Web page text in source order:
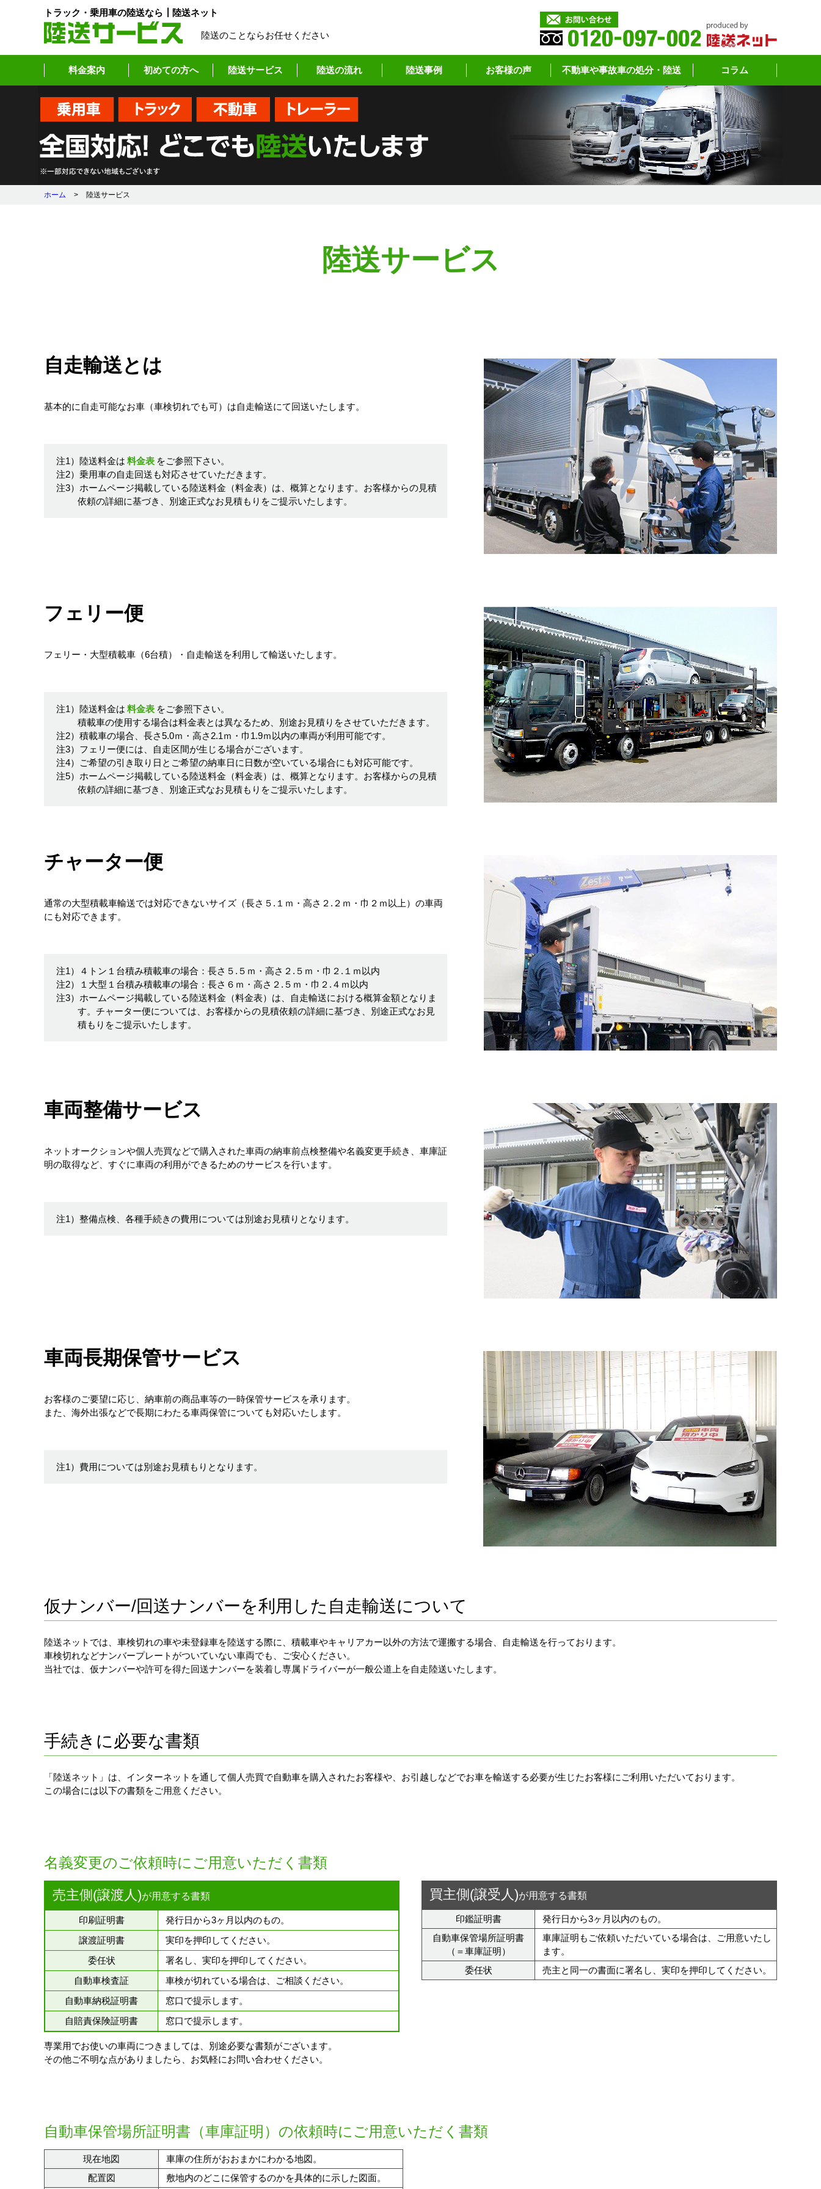
トラック・乗用車の陸送なら┃陸送ネット
陸送のことならお任せください
料金案内 初めての方へ 陸送サービス 陸送の流れ 陸送事例 お客様の声 不動車や事故車の処分・陸送 コラム
ホーム > 陸送サービス
陸送サービス
自走輸送とは
基本的に自走可能なお車（車検切れでも可）は自走輸送にて回送いたします。
注1）陸送料金は 料金表 をご参照下さい。
注2）乗用車の自走回送も対応させていただきます。
注3）ホームページ掲載している陸送料金（料金表）は、概算となります。お客様からの見積
依頼の詳細に基づき、別途正式なお見積もりをご提示いたします。
フェリー便
フェリー・大型積載車（6台積）・自走輸送を利用して輸送いたします。
注1）陸送料金は 料金表 をご参照下さい。
積載車の使用する場合は料金表とは異なるため、別途お見積りをさせていただきます。
注2）積載車の場合、長さ5.0ｍ・高さ2.1ｍ・巾1.9ｍ以内の車両が利用可能です。
注3）フェリー便には、自走区間が生じる場合がございます。
注4）ご希望の引き取り日とご希望の納車日に日数が空いている場合にも対応可能です。
注5）ホームページ掲載している陸送料金（料金表）は、概算となります。お客様からの見積
依頼の詳細に基づき、別途正式なお見積もりをご提示いたします。
チャーター便
通常の大型積載車輸送では対応できないサイズ（長さ５.１ｍ・高さ２.２ｍ・巾２ｍ以上）の車両
にも対応できます。
注1）４トン１台積み積載車の場合：長さ５.５ｍ・高さ２.５ｍ・巾２.１ｍ以内
注2）１大型１台積み積載車の場合：長さ６ｍ・高さ２.５ｍ・巾２.４ｍ以内
注3）ホームページ掲載している陸送料金（料金表）は、自走輸送における概算金額となりま
す。チャーター便については、お客様からの見積依頼の詳細に基づき、別途正式なお見
積もりをご提示いたします。
車両整備サービス
ネットオークションや個人売買などで購入された車両の納車前点検整備や名義変更手続き、車庫証
明の取得など、すぐに車両の利用ができるためのサービスを行います。
注1）整備点検、各種手続きの費用については別途お見積りとなります。
車両長期保管サービス
お客様のご要望に応じ、納車前の商品車等の一時保管サービスを承ります。
また、海外出張などで長期にわたる車両保管についても対応いたします。
注1）費用については別途お見積もりとなります。
仮ナンバー/回送ナンバーを利用した自走輸送について
陸送ネットでは、車検切れの車や未登録車を陸送する際に、積載車やキャリアカー以外の方法で運搬する場合、自走輸送を行っております。
車検切れなどナンバープレートがついていない車両でも、ご安心ください。
当社では、仮ナンバーや許可を得た回送ナンバーを装着し専属ドライバーが一般公道上を自走陸送いたします。
手続きに必要な書類
「陸送ネット」は、インターネットを通して個人売買で自動車を購入されたお客様や、お引越しなどでお車を輸送する必要が生じたお客様にご利用いただいております。
この場合には以下の書類をご用意ください。
名義変更のご依頼時にご用意いただく書類
売主側(譲渡人)が用意する書類
印刷証明書
発行日から3ヶ月以内のもの。
譲渡証明書
実印を押印してください。
委任状
署名し、実印を押印してください。
自動車検査証
車検が切れている場合は、ご相談ください。
自動車納税証明書
窓口で提示します。
自賠責保険証明書
窓口で提示します。
買主側(譲受人)が用意する書類
印鑑証明書
発行日から3ヶ月以内のもの。
自動車保管場所証明書
（＝車庫証明）
車庫証明もご依頼いただいている場合は、ご用意いたし
ます。
委任状
売主と同一の書面に署名し、実印を押印してください。
専業用でお使いの車両につきましては、別途必要な書類がございます。
その他ご不明な点がありましたら、お気軽にお問い合わせください。
自動車保管場所証明書（車庫証明）の依頼時にご用意いただく書類
現在地図
車庫の住所がおおまかにわかる地図。
配置図
敷地内のどこに保管するのかを具体的に示した図面。